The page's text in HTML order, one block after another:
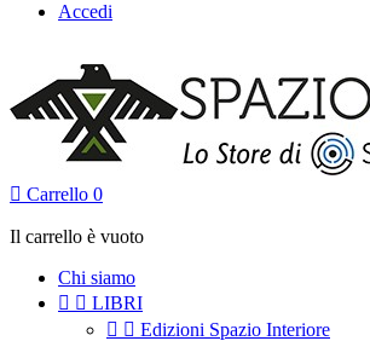
Accedi
 Carrello 0
Il carrello è vuoto
Chi siamo
  LIBRI
  Edizioni Spazio Interiore